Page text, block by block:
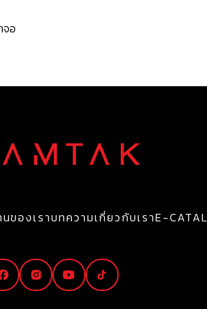
จอ
ของเราบทความเกี่ยวกับเราE-